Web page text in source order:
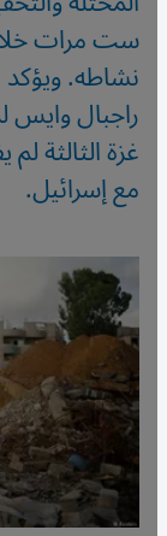
ست مرات
نشاطه. ويؤكد
راجبال وايس
غزة الثالثة
مع إسرائيل.